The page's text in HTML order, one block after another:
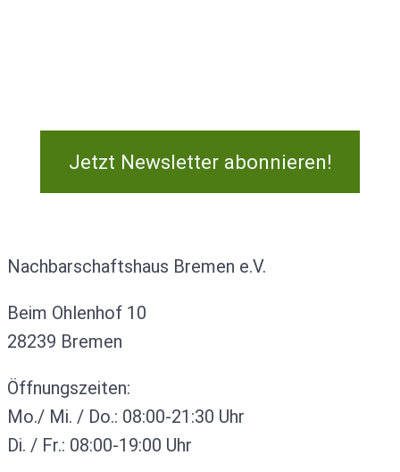
Jetzt Newsletter abonnieren!
Nachbarschaftshaus Bremen e.V.
Beim Ohlenhof 10
28239 Bremen
Öffnungszeiten:
Mo./ Mi. / Do.: 08:00-21:30 Uhr
Di. / Fr.: 08:00-19:00 Uhr